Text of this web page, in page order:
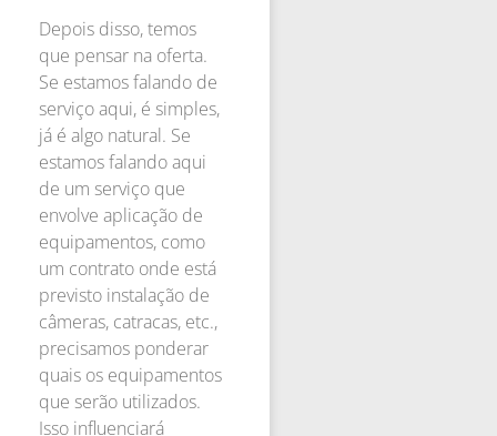
Depois disso, temos
que pensar na oferta.
Se estamos falando de
serviço aqui, é simples,
já é algo natural. Se
estamos falando aqui
de um serviço que
envolve aplicação de
equipamentos, como
um contrato onde está
previsto instalação de
câmeras, catracas, etc.,
precisamos ponderar
quais os equipamentos
que serão utilizados.
Isso influenciará